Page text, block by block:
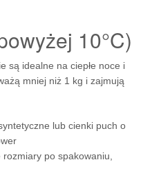
10°C)
są idealne na ciepłe noce i
mniej niż 1 kg i zajmują
lub cienki puch o
po spakowaniu,